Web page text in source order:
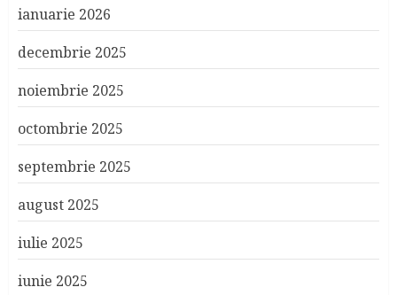
ianuarie 2026
decembrie 2025
noiembrie 2025
octombrie 2025
septembrie 2025
august 2025
iulie 2025
iunie 2025